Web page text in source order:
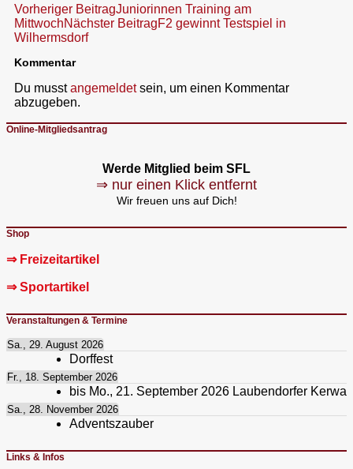
Beitragsnavigation
Vorheriger BeitragJuniorinnen Training am
MittwochNächster BeitragF2 gewinnt Testspiel in
Wilhermsdorf
Kommentar
Du musstangemeldetsein, um einen Kommentar
abzugeben.
Online-Mitgliedsantrag
Werde Mitglied beim SFL
⇒ nur einen Klick entfernt
Wir freuen uns auf Dich!
Shop
⇒ Freizeitartikel
⇒ Sportartikel
Veranstaltungen & Termine
Sa., 29. August 2026
Dorffest
Fr., 18. September 2026
bis Mo., 21. September 2026 Laubendorfer Kerwa
Sa., 28. November 2026
Adventszauber
Links & Infos